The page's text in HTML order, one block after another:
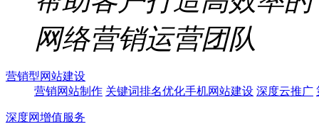
网络营销运营团队
营销型网站建设
营销网站制作 关键词排名优化手机网站建设 深度云推广
深度网增值服务